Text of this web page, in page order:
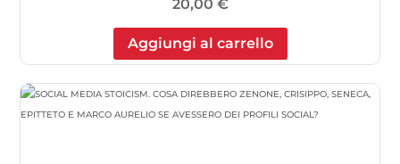
20,00 €
Aggiungi al carrello